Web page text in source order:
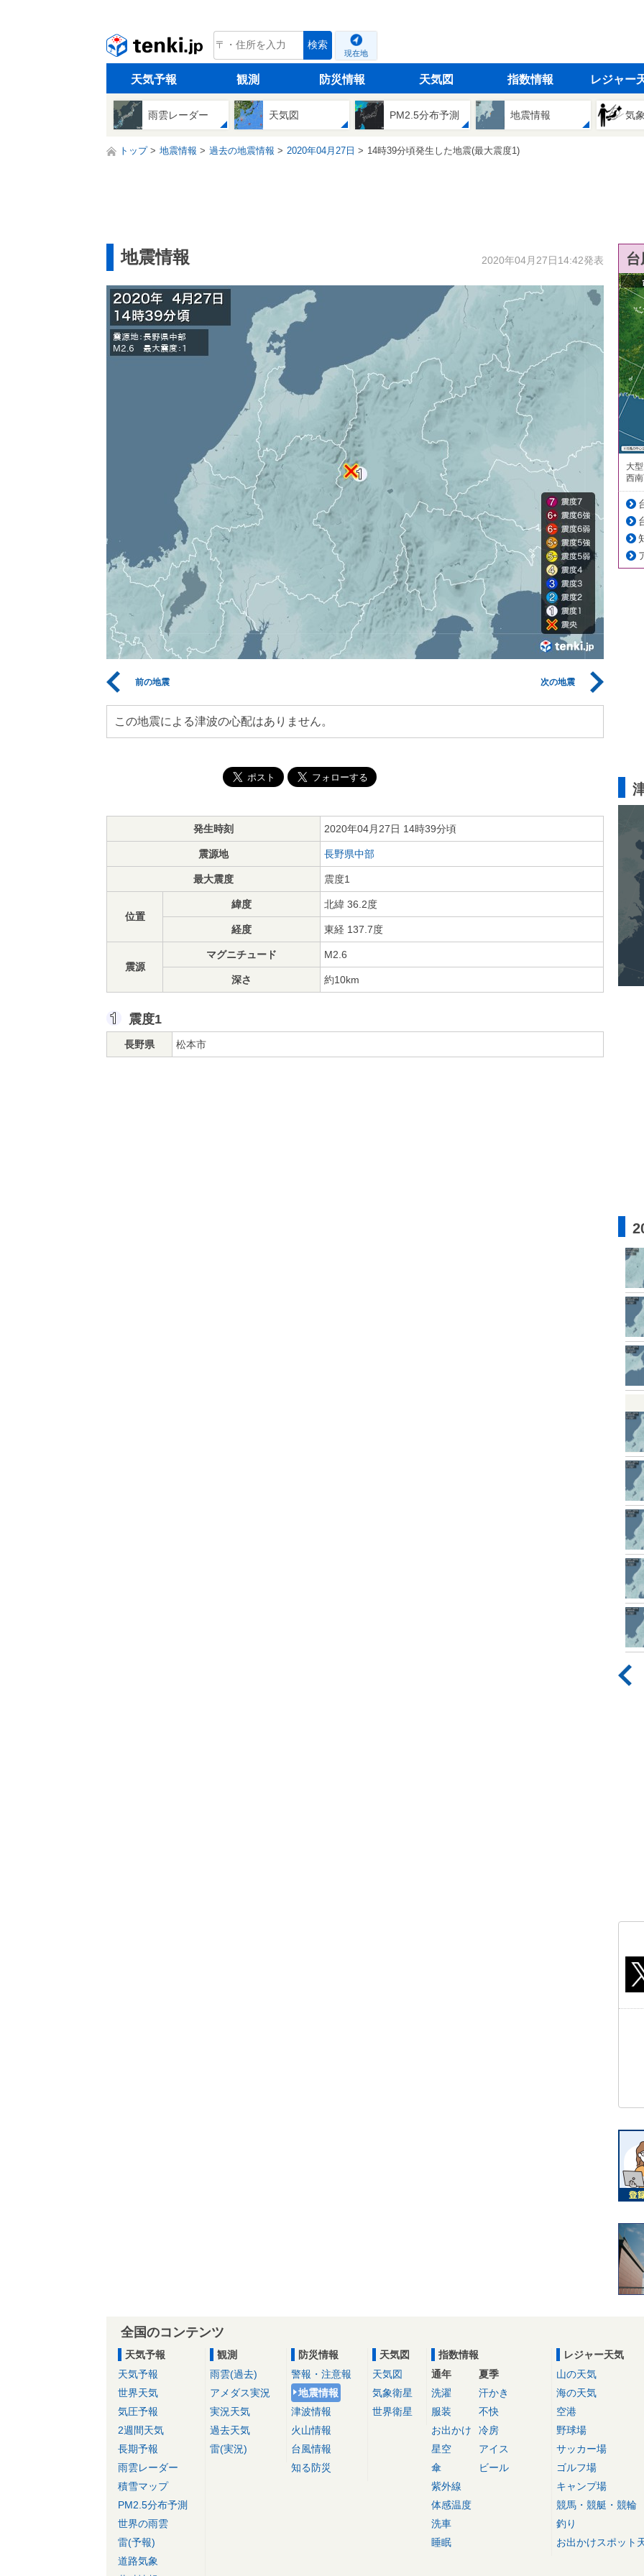
tenki.jp 検索
現在地
天気予報 観測 防災情報 天気図 指数情報 レジャー
雨雲レーダー 天気図 PM2.5分布予測 地震情報 気
トップ 地震情報 過去の地震情報 2020年04月27日 14時39分頃発生した地震(最大震度1)
地震情報 2020年04月27日14:42発表
前の地震 次の地震
この地震による津波の心配はありません。
発生時刻 2020年04月27日 14時39分頃
震源地 長野県中部
最大震度 震度1
位置
緯度 北緯 36.2度
経度 東経 137.7度
震源
マグニチュード M2.6
深さ 約10km
震度1
長野県 松本市
大
西
全国のコンテンツ
天気予報
天気予報
世界天気
気圧予報
2週間天気
長期予報
雨雲レーダー
積雪マップ
PM2.5分布予測
世界の雨雲
雷(予報)
道路気象
観測
雨雲(過去)
アメダス実況
実況天気
過去天気
雷(実況)
防災情報
警報・注意報
地震情報
津波情報
火山情報
台風情報
知る防災
天気図
天気図
気象衛星
世界衛星
指数情報
通年
洗濯
服装
お出かけ
星空
傘
紫外線
体感温度
洗車
睡眠
夏季
汗かき
不快
冷房
アイス
ビール
レジャー天気
山の天気
海の天気
空港
野球場
サッカー場
ゴルフ場
キャンプ場
競馬・競艇・競輪
釣り
お出かけスポット